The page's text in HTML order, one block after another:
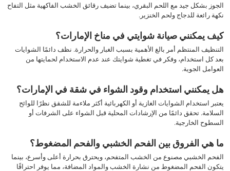
الجوز بشكل جيد مع اللحم البقري، بينما تضيف رقائق الخشب الفاكهية مثل التفاح
نكهة رائعة للدجاج ولحم الخنزير.
كيف يمكنني صيانة شوايتي في مناخ الإمارات؟
التنظيف المنتظم أمر بالغ الأهمية بسبب الغبار والحرارة. نظف دائمًا الشوايات
بعد كل استخدام، وفكر في تغطية شوايتك عند عدم الاستخدام لحمايتها من
العوامل الجوية.
هل يمكنني استخدام وقود الشواء في شقة في الإمارات؟
يعتبر استخدام الشوايات الغازية أو الكهربائية أكثر ملاءمة للشقق نظرًا للوائح
السلامة. تحقق دائمًا من الإرشادات المحلية قبل الشواء على الشرفات أو
السطوح الخارجية.
ما هي الفروق بين الفحم الخشبي والفحم المضغوط؟
الفحم الخشبي مصنوع من الخشب المتفحم، ويحترق بحرارة أعلى وأسرع، بينما
يتكون الفحم المضغوط من نشارة الخشب والمواد المضافة، مما يوفر احتراقًا